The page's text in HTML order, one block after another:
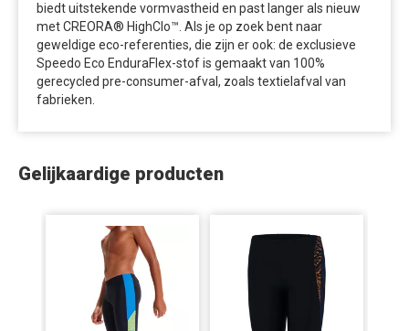
biedt uitstekende vormvastheid en past langer als nieuw
met CREORA® HighClo™. Als je op zoek bent naar
geweldige eco-referenties, die zijn er ook: de exclusieve
Speedo Eco EnduraFlex-stof is gemaakt van 100%
gerecycled pre-consumer-afval, zoals textielafval van
fabrieken.
Gelijkaardige producten